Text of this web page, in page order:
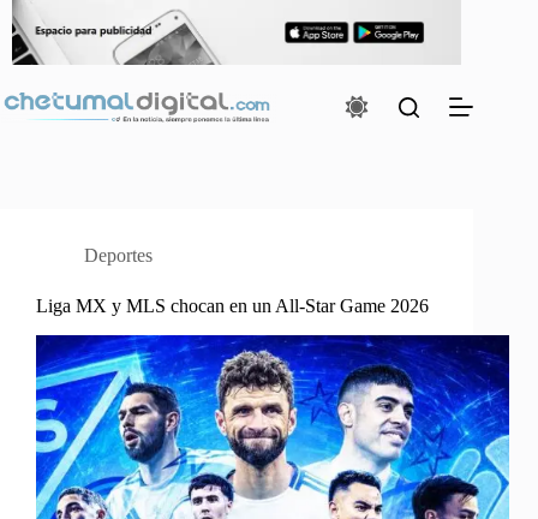
contenido
Deportes
Liga MX y MLS chocan en un All-Star Game 2026